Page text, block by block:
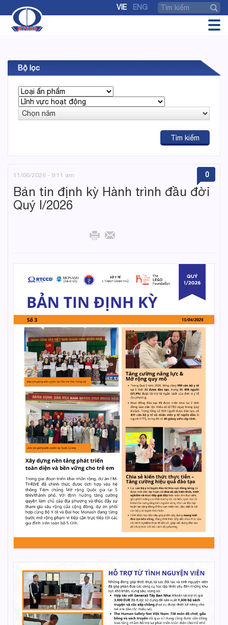
VIE ENG
Bộ lọc
11/06/2026 - 9:11 am 0
Bản tin định kỳ Hành trình đầu đời
Quý I/2026